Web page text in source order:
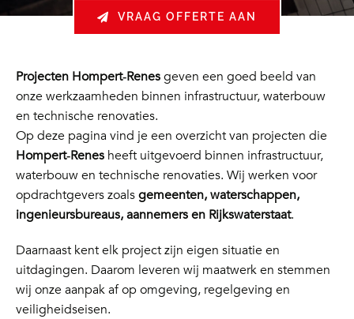
VRAAG OFFERTE AAN
Projecten Hompert‑Renesgeven een goed beeld van
onze werkzaamheden binnen infrastructuur, waterbouw
en technische renovaties.
Op deze pagina vind je een overzicht van projecten die
Hompert‑Renesheeft uitgevoerd binnen infrastructuur,
waterbouw en technische renovaties. Wij werken voor
opdrachtgevers zoalsgemeenten, waterschappen,
ingenieursbureaus, aannemers en Rijkswaterstaat.
Daarnaast kent elk project zijn eigen situatie en
uitdagingen. Daarom leveren wij maatwerk en stemmen
wij onze aanpak af op omgeving, regelgeving en
veiligheidseisen.